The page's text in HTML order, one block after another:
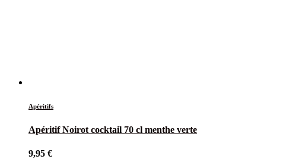
Apéritifs
Apéritif Noirot cocktail 70 cl menthe verte
9,95 €